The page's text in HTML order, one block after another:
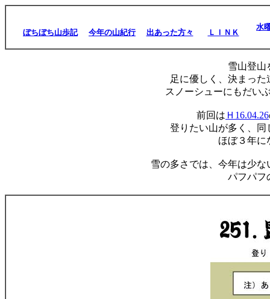
ぼちぼち山歩記 今年の山紀行 出あった方々 ＬＩＮＫ
水
雪山登山
足に優しく、決まっ
スノーシューにもだい
前回は Ｈ16.04.26
登りたい山が多く、
ほぼ３年に
雪の多さでは、今年は少
パフパフ